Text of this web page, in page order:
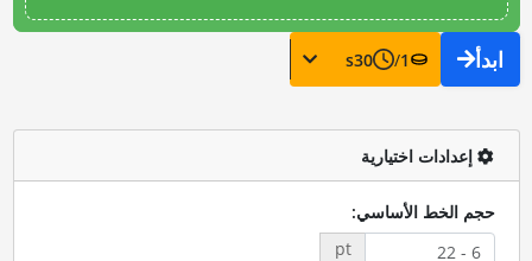
ابدأ 1
/
30
s
إعدادات اختيارية
حجم الخط الأساسي:
pt